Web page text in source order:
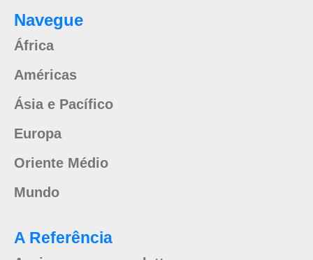
Navegue
África
Américas
Ásia e Pacífico
Europa
Oriente Médio
Mundo
A Referência